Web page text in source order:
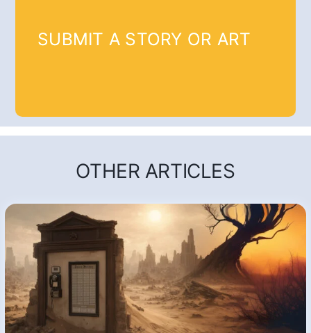
SUBMIT A STORY OR ART
OTHER ARTICLES